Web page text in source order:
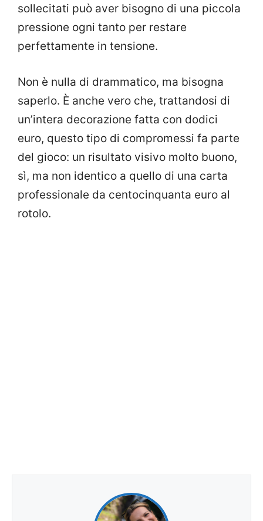
sollecitati può aver bisogno di una piccola
pressione ogni tanto per restare
perfettamente in tensione.
Non è nulla di drammatico, ma bisogna
saperlo. È anche vero che, trattandosi di
un’intera decorazione fatta con dodici
euro, questo tipo di compromessi fa parte
del gioco: un risultato visivo molto buono,
sì, ma non identico a quello di una carta
professionale da centocinquanta euro al
rotolo.